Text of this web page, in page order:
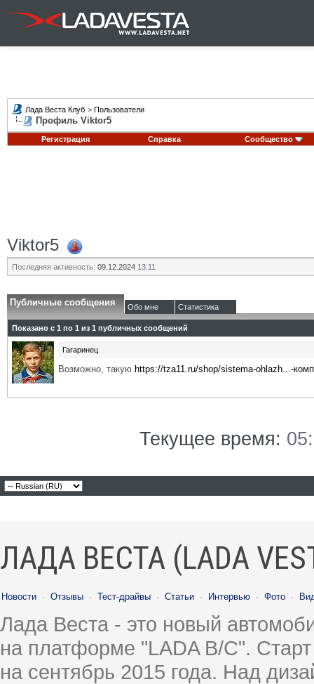
Лада Веста Клуб > Пользователи
Профиль Viktor5
Регистрация Справка Сообщество
Viktor5
Последняя активность: 09.12.2024 13:11
Публичные сообщения Обо мне Статистика
Показано с 1 по 1 из 1 публичных сообщений
Гагаринец
Возможно, такую https://tza11.ru/shop/sistema-ohlazh...-
Текущее время:
ЛАДА ВЕСТА (LADA
Новости · Отзывы · Тест-драйвы · Статьи · Интервью · Фото ·
Лада Веста - это новый
на платформе "LADA B/C".
на сентябрь 2015 года. Над